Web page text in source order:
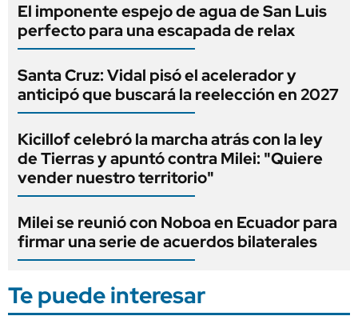
El imponente espejo de agua de San Luis
perfecto para una escapada de relax
Santa Cruz: Vidal pisó el acelerador y
anticipó que buscará la reelección en 2027
Kicillof celebró la marcha atrás con la ley
de Tierras y apuntó contra Milei: "Quiere
vender nuestro territorio"
Milei se reunió con Noboa en Ecuador para
firmar una serie de acuerdos bilaterales
Te puede interesar